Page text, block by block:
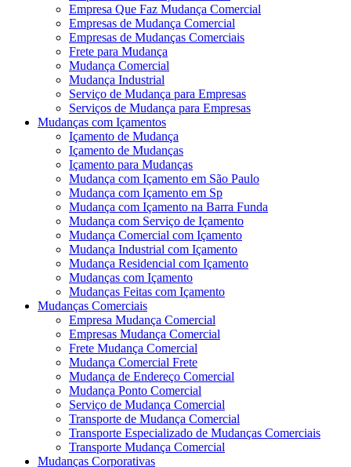
Empresa Que Faz Mudança Comercial
Empresas de Mudança Comercial
Empresas de Mudanças Comerciais
Frete para Mudança
Mudança Comercial
Mudança Industrial
Serviço de Mudança para Empresas
Serviços de Mudança para Empresas
Mudanças com Içamentos
Içamento de Mudança
Içamento de Mudanças
Içamento para Mudanças
Mudança com Içamento em São Paulo
Mudança com Içamento em Sp
Mudança com Içamento na Barra Funda
Mudança com Serviço de Içamento
Mudança Comercial com Içamento
Mudança Industrial com Içamento
Mudança Residencial com Içamento
Mudanças com Içamento
Mudanças Feitas com Içamento
Mudanças Comerciais
Empresa Mudança Comercial
Empresas Mudança Comercial
Frete Mudança Comercial
Mudança Comercial Frete
Mudança de Endereço Comercial
Mudança Ponto Comercial
Serviço de Mudança Comercial
Transporte de Mudança Comercial
Transporte Especializado de Mudanças Comerciais
Transporte Mudança Comercial
Mudanças Corporativas